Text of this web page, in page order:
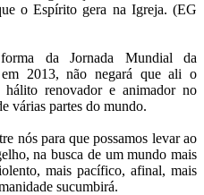
o Espírito gera na Igreja. (EG
da Jornada Mundial da
2013, não negará que ali o
renovador e animador no
várias partes do mundo.
nós para que possamos levar ao
na busca de um mundo mais
mais pacífico, afinal, mais
sucumbirá.